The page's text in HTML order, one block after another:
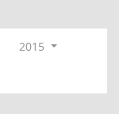
2015